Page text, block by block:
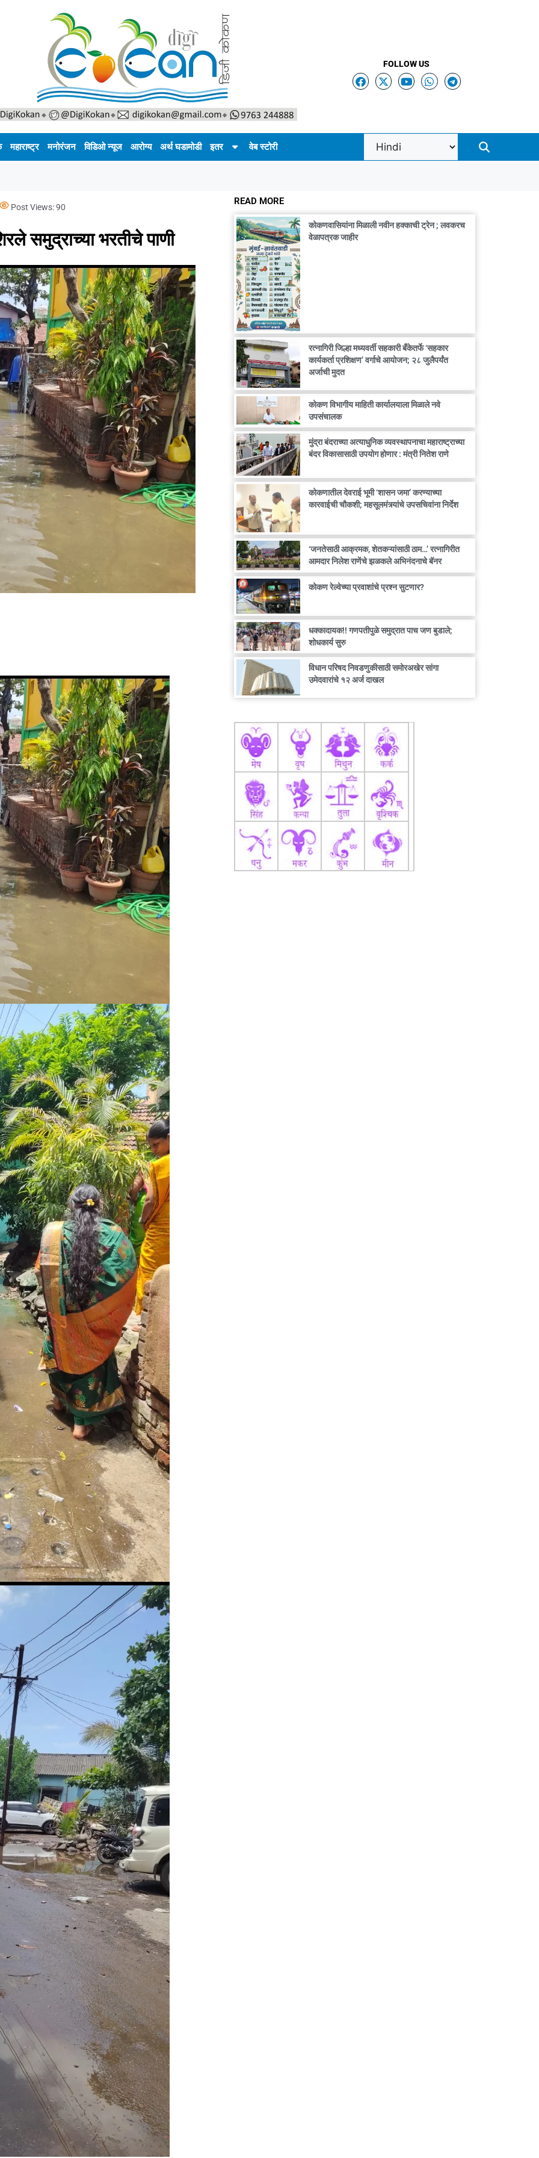
FOLLOW US
महाराष्ट्र मनोरंजन विडिओ न्यूज आरोग्य अर्थ घडामोडी इतर वेब स्टोरी
Post Views:90
समुद्राच्या भरतीचे पाणी
READ MORE
कोकणवासियांना मिळाली नवीन हक्काची ट्रेन ; लवकरच
वेळापत्रक जाहीर
रत्नागिरी जिल्हा मध्यवर्ती सहकारी बँकेतर्फे ‘सहकार
कार्यकर्ता प्रशिक्षण’ वर्गाचे आयोजन; २८ जुलैपर्यंत
अर्जाची मुदत
कोकण विभागीय माहिती कार्यालयाला मिळाले नवे
उपसंचालक
मुंद्रा बंदराच्या अत्याधुनिक व्यवस्थापनाचा महाराष्ट्राच्या
बंदर विकासासाठी उपयोग होणार : मंत्री नितेश राणे
कोकणातील देवराई भूमी ‘शासन जमा’ करण्याच्या
कारवाईची चौकशी; महसूलमंत्र्यांचे उपसचिवांना निर्देश
‘जनतेसाठी आक्रमक, शेतकऱ्यांसाठी ठाम…’ रत्नागिरीत
आमदार निलेश राणेंचे झळकले अभिनंदनाचे बॅनर
कोकण रेल्वेच्या प्रवाशांचे प्रश्न सुटणार?
धक्कादायक!! गणपतीपुळे समुद्रात पाच जण बुडाले;
शोधकार्य सुरु
विधान परिषद निवडणुकीसाठी समोरअखेर सांगा
उमेदवारांचे १२ अर्ज दाखल